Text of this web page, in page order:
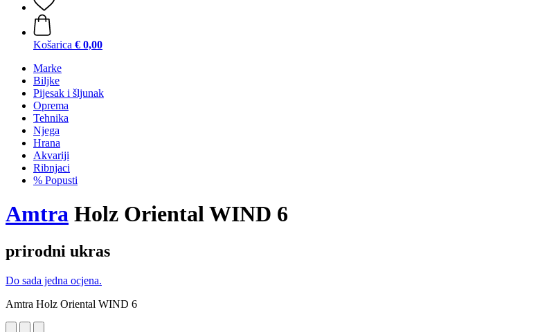
Košarica € 0,00
Marke
Biljke
Pijesak i šljunak
Oprema
Tehnika
Njega
Hrana
Akvariji
Ribnjaci
% Popusti
Amtra Holz Oriental WIND 6
prirodni ukras
Do sada jedna ocjena.
Amtra Holz Oriental WIND 6